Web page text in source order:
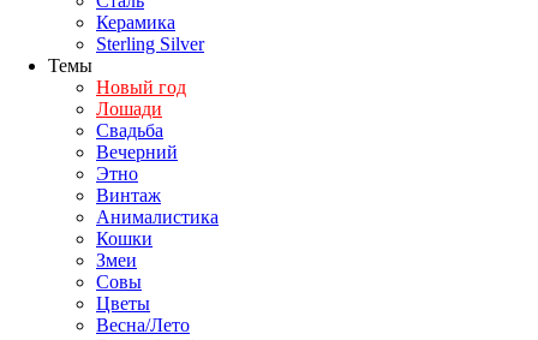
Керамика
Sterling Silver
Темы
Новый год
Лошади
Свадьба
Вечерний
Этно
Винтаж
Анималистика
Кошки
Змеи
Совы
Цветы
Весна/Лето